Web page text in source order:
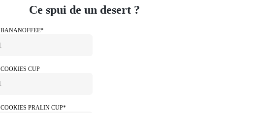
Ce spui de un desert ?
BANANOFFEE*
COOKIES CUP
COOKIES PRALIN CUP*